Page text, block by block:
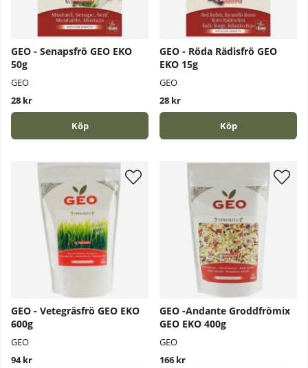
GEO - Senapsfrö GEO EKO
50g
GEO
28 kr
Köp
GEO - Röda Rädisfrö GEO
EKO 15g
GEO
28 kr
Köp
GEO - Vetegräsfrö GEO EKO
600g
GEO
94 kr
GEO -Andante Groddfrömix
GEO EKO 400g
GEO
166 kr